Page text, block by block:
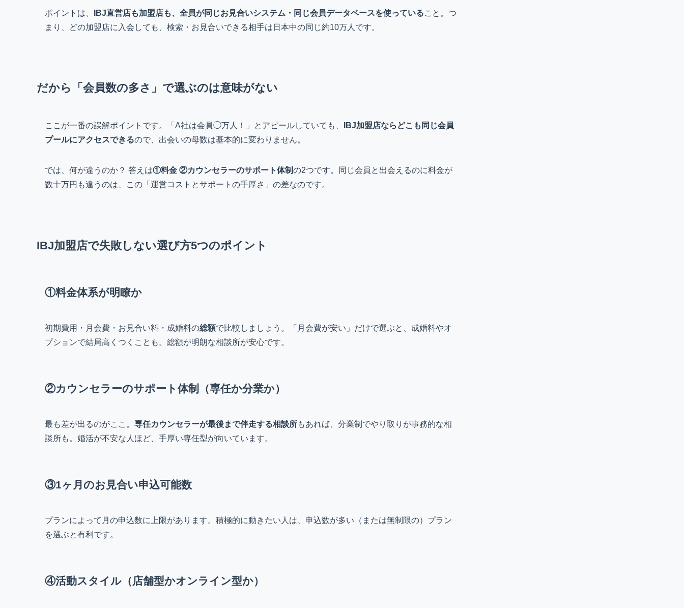
ポイントは、 IBJ直営店も加盟店も、全員が同じお見合いシステム・同じ会員データベースを使っていること。つ
まり、どの加盟店に入会しても、検索・お見合いできる相手は日本中の同じ約10万人です。
だから「会員数の多さ」で選ぶのは意味がない
ここが一番の誤解ポイントです。「A社は会員◯万人！」とアピールしていても、
IBJ加盟店ならどこも同じ会員
プールにアクセスできるので、出会いの母数は基本的に変わりません。
では、何が違うのか？ 答えは①料金 ②カウンセラーのサポート体制の2つです。同じ会員と出会えるのに料金が
数十万円も違うのは、この「運営コストとサポートの手厚さ」の差なのです。
IBJ加盟店で失敗しない選び方5つのポイント
①料金体系が明瞭か
初期費用・月会費・お見合い料・成婚料の総額で比較しましょう。「月会費が安い」だけで選ぶと、成婚料やオ
プションで結局高くつくことも。総額が明朗な相談所が安心です。
②カウンセラーのサポート体制（専任か分業か）
最も差が出るのがここ。 専任カウンセラーが最後まで伴走する相談所もあれば、分業制でやり取りが事務的な相
談所も。婚活が不安な人ほど、手厚い専任型が向いています。
③1ヶ月のお見合い申込可能数
プランによって月の申込数に上限があります。積極的に動きたい人は、申込数が多い（または無制限の）プラン
を選ぶと有利です。
④活動スタイル（店舗型かオンライン型か）